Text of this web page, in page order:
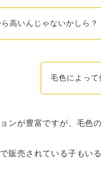
高いんじゃないかしら？
毛色によって
ンが豊富ですが、毛色
販売されている子もい